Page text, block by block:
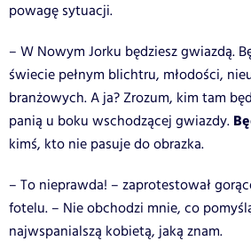
powagę sytuacji.
– W Nowym Jorku będziesz gwiazdą.
świecie pełnym blichtru, młodości,
branżowych. A ja? Zrozum, kim tam
panią u boku wschodzącej gwiazdy.
kimś, kto nie pasuje do obrazka.
– To nieprawda! – zaprotestował
fotelu. – Nie obchodzi mnie, co
najwspanialszą kobietą, jaką znam.